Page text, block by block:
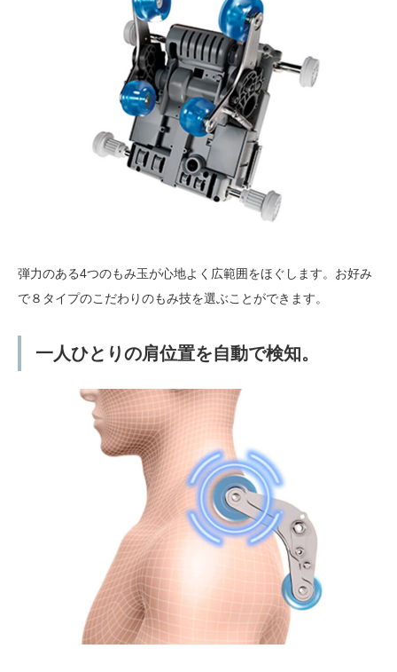
弾力のある4つのもみ玉が心地よく広範囲をほぐします。お好み
で８タイプのこだわりのもみ技を選ぶことができます。
一人ひとりの肩位置を自動で検知。